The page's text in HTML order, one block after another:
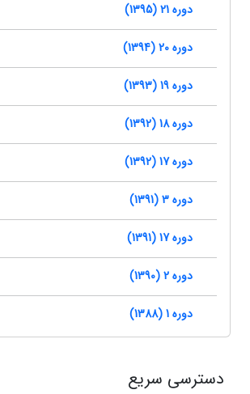
دوره 21 (1395)
دوره 20 (1394)
دوره 19 (1393)
دوره 18 (1392)
دوره 17 (1392)
دوره 3 (1391)
دوره 17 (1391)
دوره 2 (1390)
دوره 1 (1388)
دسترسی سریع